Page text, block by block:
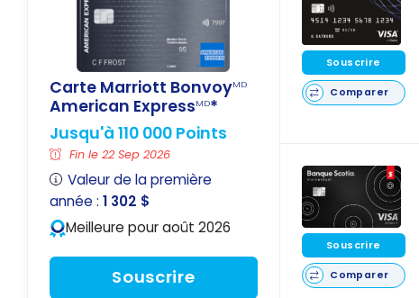
Carte Marriott BonvoyMD
American ExpressMD*
Jusqu'à 110 000 Points
Fin le 22 Sep 2026
Valeur de la première
année : 1 302 $
Meilleure pour août 2026
Souscrire
Souscrire
Comparer
Souscrire
Comparer